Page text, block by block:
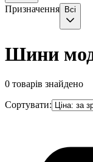
Призначення Всі
Шини
0 товарів знайдено
Сортувати: